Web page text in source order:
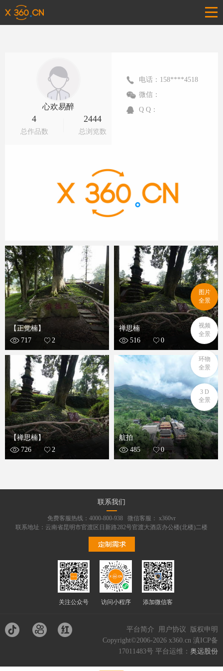
心欢易醉
4
总作品数
2444
总浏览数
电话：158****4518
微信：
Q Q：
【正觉楠】
717
2
禅思楠
516
0
【禅思楠】
726
2
航拍
485
0
图片
全景
视频
全景
环物
全景
3 D
全景
联系我们
免费客服热线：4000-800-938 微信客服： x360vr
联系地址：云南省昆明市官渡区日新路282号官渡大酒店办公楼(北楼)二楼
关注公众号 访问小程序 添加微信客
平台简介 用户协议
版权申明
Copyright©2006-2026 x360.cn 滇ICP备
17011483号 平台运维： 奥远股份